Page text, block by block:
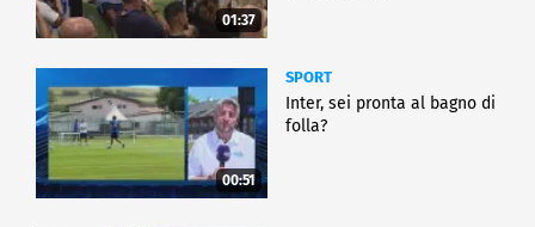
01:37
00:51
SPORT
Inter, sei pronta al bagno di
folla?